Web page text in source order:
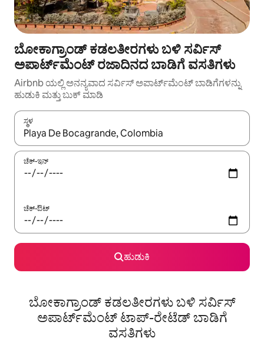
ಬೋಕಾಗ್ರಾಂಡ್ ಕಡಲತೀರಗಳು ಬಳಿ ಸರ್ವಿಸ್
ಅಪಾರ್ಟ್‌ಮೆಂಟ್ ರಜಾದಿನದ ಬಾಡಿಗೆ ವಸತಿಗಳು
Airbnb ಯಲ್ಲಿ ಅನನ್ಯವಾದ ಸರ್ವಿಸ್ ಅಪಾರ್ಟ್‌ಮೆಂಟ್ ಬಾಡಿಗೆಗಳನ್ನು
ಹುಡುಕಿ ಮತ್ತು ಬುಕ್ ಮಾಡಿ
ಸ್ಥಳ
ಫಲಿತಾಂಶಗಳು ಲಭ್ಯವಿರುವಾಗ, ಅಪ್ ಮತ್ತು ಡೌನ್ ಬಾಣದ ಕೀಲಿಗಳೊಂದಿಗೆ
ಚೆಕ್-ಇನ್
ಚೆಕ್-ಔಟ್
ಹುಡುಕಿ
ಬೋಕಾಗ್ರಾಂಡ್ ಕಡಲತೀರಗಳು ಬಳಿ ಸರ್ವಿಸ್
ಅಪಾರ್ಟ್‌ಮೆಂಟ್ ಟಾಪ್-ರೇಟೆಡ್ ಬಾಡಿಗೆ
ವಸತಿಗಳು